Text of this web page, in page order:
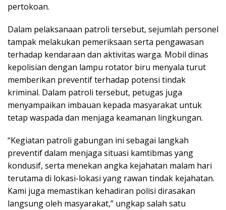
pertokoan.
Dalam pelaksanaan patroli tersebut, sejumlah personel
tampak melakukan pemeriksaan serta pengawasan
terhadap kendaraan dan aktivitas warga. Mobil dinas
kepolisian dengan lampu rotator biru menyala turut
memberikan preventif terhadap potensi tindak
kriminal. Dalam patroli tersebut, petugas juga
menyampaikan imbauan kepada masyarakat untuk
tetap waspada dan menjaga keamanan lingkungan.
“Kegiatan patroli gabungan ini sebagai langkah
preventif dalam menjaga situasi kamtibmas yang
kondusif, serta menekan angka kejahatan malam hari
terutama di lokasi-lokasi yang rawan tindak kejahatan.
Kami juga memastikan kehadiran polisi dirasakan
langsung oleh masyarakat,” ungkap salah satu